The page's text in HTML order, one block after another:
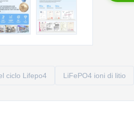
ciclo Lifepo4 LiFePO4 ioni di litio